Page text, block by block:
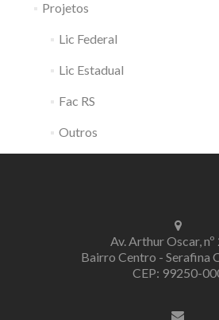
Projetos
Lic Federal
Lic Estadual
Fac RS
Outros
Av. Arthur Oscar, nº
Bairro Centro - Serafina
CEP: 99250-